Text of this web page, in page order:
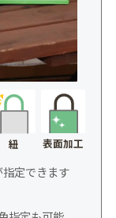
紐 表面加工
指定できます